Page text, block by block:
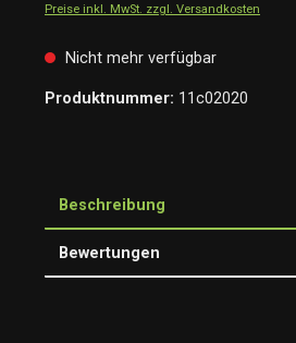
Preise inkl. MwSt. zzgl. Versandkosten
Nicht mehr verfügbar
Produktnummer: 11c02020
Beschreibung
Bewertungen